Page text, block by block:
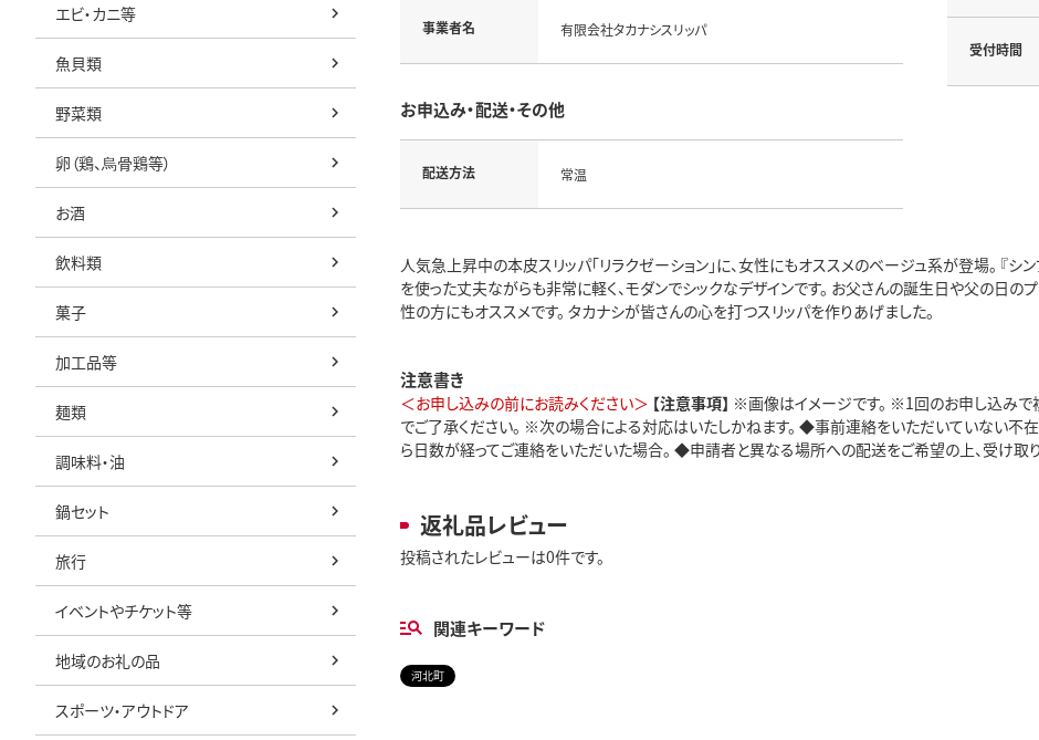
エビ・カニ等
魚貝類
野菜類
卵（鶏、烏骨鶏等）
お酒
飲料類
菓子
加工品等
麺類
調味料・油
鍋セット
旅行
イベントやチケット等
地域のお礼の品
スポーツ・アウトドア
事業者名 有限会社タカナシスリッパ
お申込み・配送・その他
配送方法 常温
受付時間
人気急上昇中の本皮スリッパ「リラクゼーション」に、女性にもオススメのベージュ系が登場。 『
を使った丈夫ながらも非常に軽く、モダンでシックなデザインです。 お父さんの誕生日や父の日の
性の方にもオススメです。 タカナシが皆さんの心を打つスリッパを作りあげました。
注意書き
＜お申し込みの前にお読みください＞ 【注意事項】 ※画像はイメージです。 ※1回のお申し込みで
でご了承ください。 ※次の場合による対応はいたしかねます。 ◆事前連絡をいただいていない不
ら日数が経ってご連絡をいただいた場合。 ◆申請者と異なる場所への配送をご希望の上、受け取
返礼品レビュー
投稿されたレビューは0件です。
関連キーワード
河北町